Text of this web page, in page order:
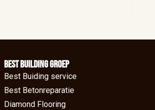
BEst Building groep
Best Buiding service
Best Betonreparatie
Diamond Flooring